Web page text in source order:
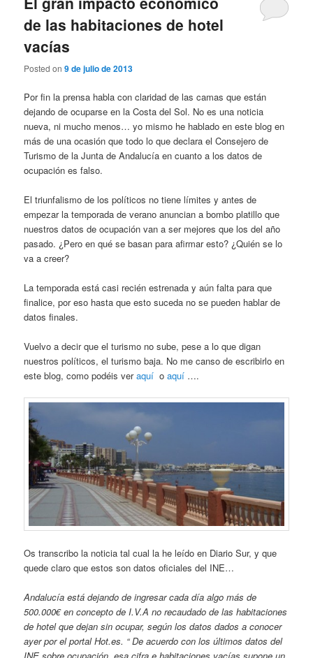
de las habitaciones de hotel
vacías
Posted on9 de julio de 2013
Por fin la prensa habla con claridad de las camas que están
dejando de ocuparse en la Costa del Sol. No es una noticia
nueva, ni mucho menos… yo mismo he hablado en este blog en
más de una ocasión que todo lo que declara el Consejero de
Turismo de la Junta de Andalucía en cuanto a los datos de
ocupación es falso.
El triunfalismo de los políticos no tiene límites y antes de
empezar la temporada de verano anuncian a bombo platillo que
nuestros datos de ocupación van a ser mejores que los del año
pasado. ¿Pero en qué se basan para afirmar esto? ¿Quién se lo
va a creer?
La temporada está casi recién estrenada y aún falta para que
finalice, por eso hasta que esto suceda no se pueden hablar de
datos finales.
Vuelvo a decir que el turismo no sube, pese a lo que digan
nuestros políticos, el turismo baja. No me canso de escribirlo en
este blog, como podéis veraquí oaquí ….
Os transcribo la noticia tal cual la he leído en Diario Sur, y que
quede claro que estos son datos oficiales del INE…
Andalucía está dejando de ingresar cada día algo más de
500.000€ en concepto de I.V.A no recaudado de las habitaciones
de hotel que dejan sin ocupar, según los datos dados a conocer
ayer por el portal Hot.es. “ De acuerdo con los últimos datos del